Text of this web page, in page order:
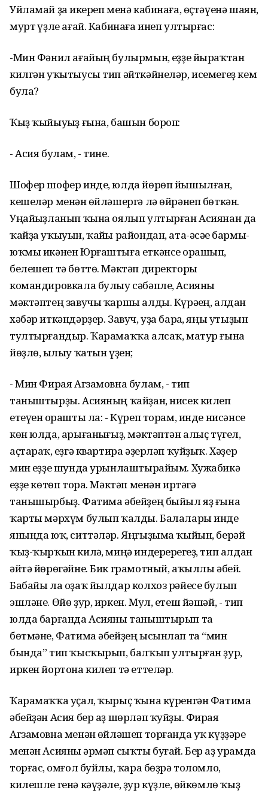
Уйламай ҙа һикереп менә кабинаға, өҫтәүенә шаян,
мурт һүҙле ағай. Кабинаға инеп ултырғас:
-Мин Фәнил ағайың булырмын, һеҙҙе йыраҡтан
килгән уҡытыусы тип әйткәйнеләр, исемегеҙ кем
була?
Ҡыҙ ҡыйыуһыҙ ғына, башын бороп:
- Асия булам, - тине.
Шофер шофер инде, юлда йөрөп йышылған,
кешеләр менән һөйләшергә лә өйрәнеп бөткән.
Уңайһыҙланып ҡына оялып ултырған Асиянан да
ҡайҙа уҡыуын, ҡайһы райондан, ата-әсәһе бармы-
юҡмы икәнен Юрғаштыға еткәнсе һорашып,
белешеп тә бөттө. Мәктәп директоры
командировкала булыу сәбәпле, Асияны
мәктәптең завучы ҡаршы алды. Күрәһең, алдан
хәбәр иткәндәрҙер. Завуч, уҙа барһа, яңы утыҙын
тултырғандыр. Ҡарамаҡҡа алсаҡ, матур ғына
йөҙлө, һылыу ҡатын үҙен;
- Мин Фирая Агзамовна булам, - тип
таныштырҙы. Асияның ҡайҙан, нисек килеп
етеүен һорашты ла: - Күреп торам, инде нисәнсе
көн юлда, арығанһығыҙ, мәктәптән алыҫ түгел,
аҫтараҡ, һеҙгә квартира әҙерләп ҡуйҙыҡ. Хәҙер
мин һеҙҙе шунда урынлаштырайым. Хужабикә
һеҙҙе көтөп тора. Мәктәп менән иртәгә
танышырбыҙ. Фатима әбейҙең быйыл яҙ ғына
ҡарты мәрхүм булып ҡалды. Балалары инде
янында юҡ, ситтәләр. Яңғыҙыма ҡыйын, берәй
ҡыҙ-ҡырҡын килһә, миңә индерерһегеҙ, тип алдан
әйтә йөрөгәйне. Бик грамотный, аҡыллы әбей.
Бабайы ла оҙаҡ йылдар колхоз рәйесе булып
эшләне. Өйө ҙур, иркен. Мул, етеш йәшәй, - тип
юлда барғанда Асияны таныштырып та
бөтмәне, Фатима әбейҙең ысынлап та “мин
бында” тип ҡысҡырып, балҡып ултырған ҙур,
иркен йортона килеп тә еттеләр.
Ҡарамаҡҡа уҫал, ҡырыҫ ҡына күренгән Фатима
әбейҙән Асия бер аҙ шөрләп ҡуйҙы. Фирая
Агзамовна менән һөйләшеп торғанда уҡ күҙҙәре
менән Асияны һәрмәп сыҡты буғай. Бер аҙ урамда
торғас, һомғол буйлы, ҡара бөҙрә толомло,
килешле генә кәүҙәле, ҙур күҙле, һөйкөмлө ҡыҙ